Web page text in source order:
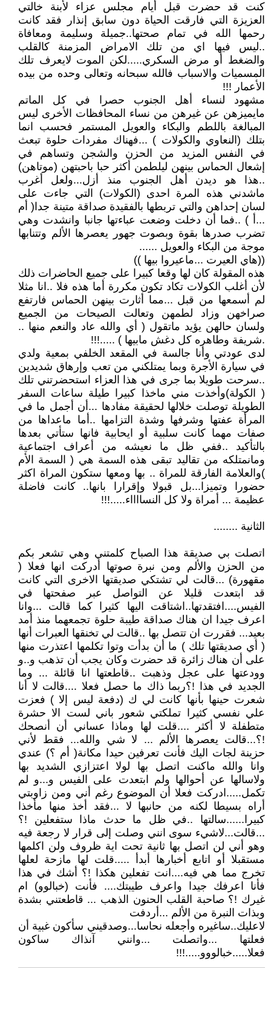
كنت قد حضرت قبل أيام مجلس عزاء لأبنة خالتي
العزيزة التي فارقت الحياة دون سابق إنذار فقد كانت
رحمها الله في تمام صحتها..جميلة وسليمة ومعافاة
..ليس فيها اي من تلك الامراض المزمنة كالقلب
والضغط أو مرض السكري.....لكن الموت لايعرف تلك
المسميات والاسباب فالله سبحانه وتعالى وحده من بيده
الأعمار !!!
مشهود لنساء أهل الجنوب حصرا في كل الماتم
مايميزهن عن غيرهن من نساء المحافظات الأخرى ليس
المبالغة باللطم والبكاء والعويل المستمر فحسب انما
بتلك (النعاوي والكولات ) ...فهناك مفردات حلوة تبعث
في النفس المزيد من الحزن والشجن وتساهم في
إشعال الحماس بينهن ليلطمن أكثر حبا باحبتهن (موتاهن)
..هذا هو ديدن أهل الجنوب منذ أزل...ولعل أغرب
ماشدني هذه المرة احدى (الكولات) التي جاءت على
لسان إحداهن والتي تربطها بالفقيدة صداقة متينة جدا( أم
...أ ) ..فما أن دخلت وضعت عباءتها جانبا وانشدت وهي
تضرب صدرها بقوة وبصوت جهور يعصرها الألم وتتنابها
موجة من البكاء والعويل ......
((هاي العيرت ...ماعيروا بيها ))
هذه المقولة كان لها وقعا كبيرا على جميع الحاضرات ذلك
لأن أغلب الكولات تكاد تكون مكررة أما هذه فلا ..انا مثلا
لم أسمعها من قبل ...مما أثارت بينهن الحماس فارتفع
صراخهن وزاد لطمهن وتعالت الصيحات من الجميع
ولسان حالهن يؤيد ماتقول ( أي والله عاد والنعم منها ..
.شريفة وطاهره كل دغش مابيها ) .....!!!
لدى عودتي وأنا جالسة في المقعد الخلفي بمعية ولدي
في سيارة الأجرة وبما يمتلكني من تعب وإرهاق شديدين
..سرحت طويلا بما جرى في هذا العزاء استحضرتني تلك
( الكولة)وأخذت مني ماخذا كبيرا طيلة ساعات السفر
الطويلة توصلت خلالها لحقيقة مفادها ...أن أجمل ما في
المرأة عفتها وشرفها وشدة التزامها ..أما ماعداها من
صفات مهما كانت سلبية أو ايحابية فانها ستأتي بعدها
بالتأكيد ..ففي ظل ما نعيشه من أعراف اجتماعية
ومانمتلكه من تقاليد تبقى هذه السمة هي ( السمة الأم
)والعلامة الفارقة للمراة .. بها ومعها ستكون المراة اكثر
حضورا وتميزا...بل قبولا وإقرارا بانها.. كانت فاضلة
عظيمة ... أمراة ولا كل النسااااء.....!!!
الثانية ........
اتصلت بي صديقة هذا الصباح كلمتني وهي تشعر بكم
من الحزن والألم ومن نبرة صوتها أدركت انها فعلا (
مقهورة) ...قالت لي تشتكي صديقتها الاخرى التي كانت
قد ابتعدت قليلا عن التواصل عبر صفحتها في
الفيس....افتقدتها..اشتاقت اليها كثيرا كما قالت ...وانا
اعرف جيدا ان هناك صداقة طيبة حلوة تجمعهما منذ أمد
بعيد... فقررت ان تتصل بها ..قالت لي تخنقها العبرات أنها
( أي صديقتها تلك ) ما أن بدأت وتوا تكلمها اعتذرت منها
على أن هناك زائرة قد حضرت وكان يجب أن تذهب و..و
وودعتها على عجل وذهبت ..قاطعتها انا قائلة ... وما
الجديد في هذا !؟ربما ذاك ما حصل فعلا ....قالت لا أنا
شعرت حينها بأنها كانت لي ك (دفعة ليس إلا ) فعزت
علي نفسي كثيرا تملكتي شعور باني لست الا حشرة
متطفلة لا أكثر ....قلت لها وماذا عساني أن أنصحك
!؟...قالت يعصرها الألم ... لا شي والله... فقط لأني
حزينة لجات اليك فأنت تعرفين حيدا مكانة( أم ؟) عندي
وانا والله ماكنت اتصل بها لولا اعتزازي الشديد بها
ولاسالها عن أحوالها ولم ابتعدت على الفيس و...و لم
تكمل.....ادركت فعلا أن الموضوع رغم أني ومن زاوبتي
أراه بسيطا لكنه من حانبها لا ...فقد أخذ منها مأخذا
كبيرا......سالتها ..في ظل ما حدث ماذا ستفعلين !؟
...قالت...لاشيء سوى انني وصلت إلى قرار لا رجعة فيه
وهو أني لن اتصل بها ثانية تحت اية ظروف ولن اكلمها
مستقبلا أو اتابع أخبارها أبدأ .....قلت لها مازحة لعلها
تخرج مما هي فيه....انت تفعلين هكذا !؟ أشك في هذا
فأنا اعرفك جيدا واعرف طيبتك.... فأنت (خبالوو) ام
غيرك !؟ صاحبة القلب الحنون الذهب ... قاطعتني بشدة
وبذات النبرة من الألم ...أردفت
لاعليك..ساغيره وأجعله نحاسا...وصدقيني سأكون غبية أن
فعلتها ...واتصلت ...وانني آنذاك ساكون
فعلا.....خبالووو.....!!!